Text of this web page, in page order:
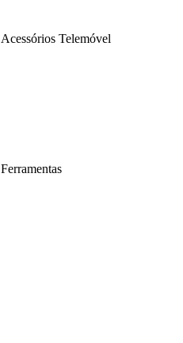
Acessórios Telemóvel
Ferramentas